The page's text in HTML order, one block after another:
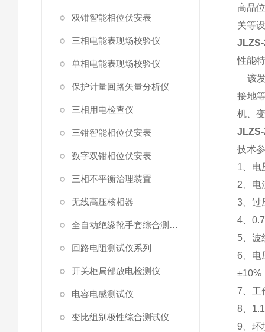
双钳智能相位伏安表
三相电能表现场校验仪
单相电能表现场校验仪
保护计量回路矢量分析仪
三相用电检查仪
三钳智能相位伏安表
数字双钳相位伏安表
三相不平衡治理装置
无线高压核相器
全自动绝缘靴手套综合测试仪
回路电阻测试仪系列
开关柜局部放电检测仪
电容电感测试仪
变比组别极性综合测试仪
高品
关等
JLZS-
性能
该发
接地
机、
JLZS-
技术
1、电
2、电
3、过
4、
5、波
6、电
±10%
7、工
8、
9、环